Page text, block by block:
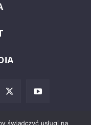
świadczyć usługi na